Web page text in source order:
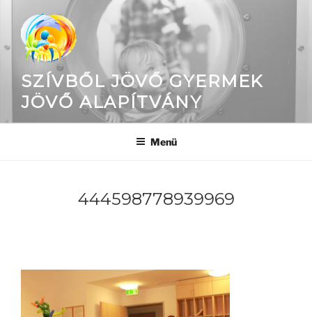
SZÍVBŐL JÖVŐ GYERMEK
JÖVŐ ALAPÍTVÁNY
Menü
444598778939969